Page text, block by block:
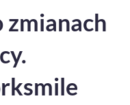
zmianach